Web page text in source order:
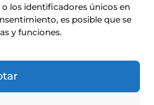
los identificadores únicos en
es posible que se
y funciones.